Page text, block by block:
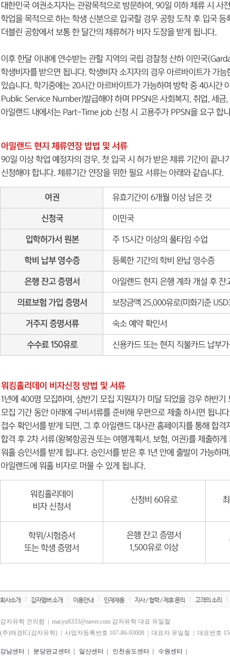
회사소개 감자멤버 소개 이용안내 인재채용 지사 / 협력 / 제휴 문의 고객의 소리
감자유학 건의함 | macyu6333@naver.com 감자유학 대표 유일철
(주)매경IC(감자유학) | 사업자등록번호 107-86-93008 | 대표자 유일철 | 대표번호
강남센터 분당판교센터 일산센터 인천송도센터 수원센터